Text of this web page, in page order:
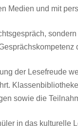
Medien und mit
der Lesefreude
sowie die
in das kulturelle